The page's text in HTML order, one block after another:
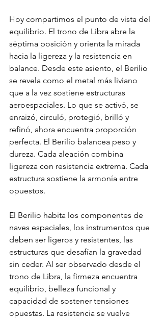
Hoy compartimos el punto de vista del
equilibrio. El trono de Libra abre la
séptima posición y orienta la mirada
hacia la ligereza y la resistencia en
balance. Desde este asiento, el Berilio
se revela como el metal más liviano
que a la vez sostiene estructuras
aeroespaciales. Lo que se activó, se
enraizó, circuló, protegió, brilló y
refinó, ahora encuentra proporción
perfecta. El Berilio balancea peso y
dureza. Cada aleación combina
ligereza con resistencia extrema. Cada
estructura sostiene la armonía entre
opuestos.
El Berilio habita los componentes de
naves espaciales, los instrumentos que
deben ser ligeros y resistentes, las
estructuras que desafían la gravedad
sin ceder. Al ser observado desde el
trono de Libra, la firmeza encuentra
equilibrio, belleza funcional y
capacidad de sostener tensiones
opuestas. La resistencia se vuelve